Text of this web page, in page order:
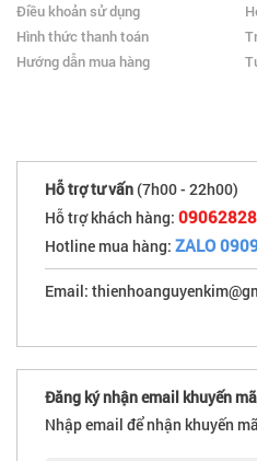
Điều khoản sử dụng
Hình thức thanh toán
Hướng dẫn mua hàng
Hỗ trợ tư vấn (7h00 - 22h00)
Hỗ trợ khách hàng:
Hotline mua hàng: ZALO
Email:
Đăng ký nhận email khuyến
Nhập email để nhận khuyến